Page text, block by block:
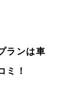
ランは車
ミ！